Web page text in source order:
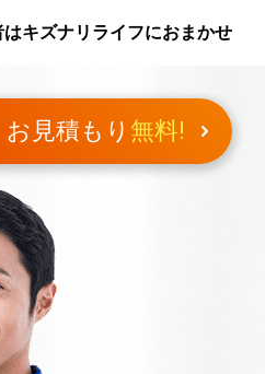
キズナリライフにおまかせ
お見積もり 無料!